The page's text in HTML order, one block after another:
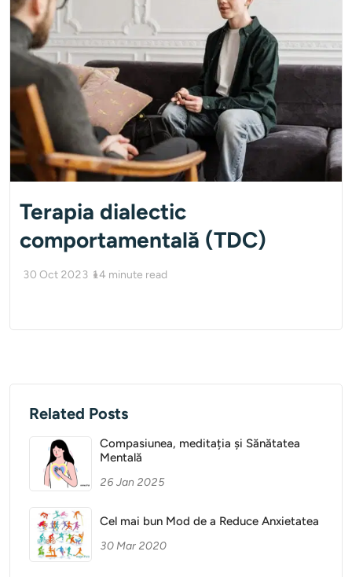
Terapia dialectic
comportamentală (TDC)
30 Oct 2023 14 minute read
Related Posts
Compasiunea, meditația și Sănătatea
Mentală
26 Jan 2025
Cel mai bun Mod de a Reduce Anxietatea
30 Mar 2020